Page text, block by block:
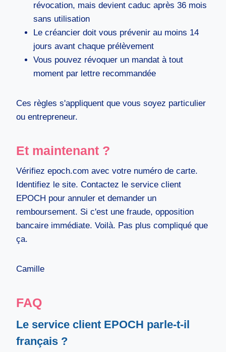
révocation, mais devient caduc après 36 mois
sans utilisation
Le créancier doit vous prévenir au moins 14
jours avant chaque prélèvement
Vous pouvez révoquer un mandat à tout
moment par lettre recommandée
Ces règles s'appliquent que vous soyez particulier
ou entrepreneur.
Et maintenant ?
Vérifiez epoch.com avec votre numéro de carte.
Identifiez le site. Contactez le service client
EPOCH pour annuler et demander un
remboursement. Si c'est une fraude, opposition
bancaire immédiate. Voilà. Pas plus compliqué que
ça.
Camille
FAQ
Le service client EPOCH parle-t-il
français ?